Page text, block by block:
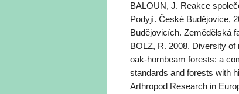
BALOUN, J. Reakce
Podyjí. České Budějovice,
Budějovicích. Zemědělská
BOLZ, R. 2008. Diversity
oak-hornbeam forests: a
standards and forests with
Arthropod Research in